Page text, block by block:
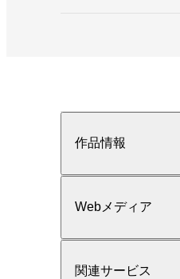
作品情報
Webメディア
関連サービス